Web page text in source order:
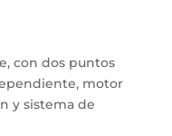
con dos puntos
motor
y sistema de